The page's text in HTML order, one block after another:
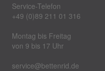
Service-Telefon
+49 (0)89 211 01 316
Montag bis Freitag
von 9 bis 17 Uhr
service@bettenrid.de